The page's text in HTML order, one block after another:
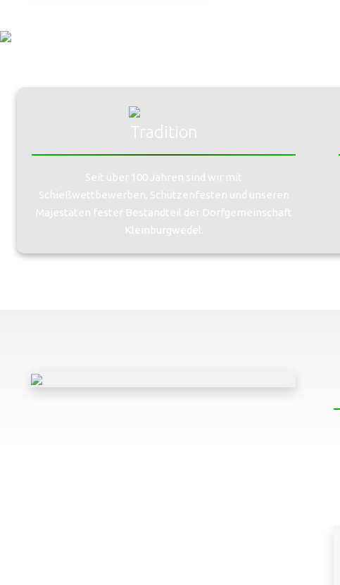
Tradition
Seit über 100 Jahren sind wir mit
Schießwettbewerben, Schützenfesten und unseren
Majestäten fester Bestandteil der Dorfgemeinschaft
Kleinburgwedel.